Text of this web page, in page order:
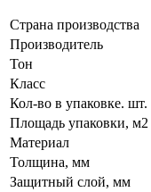
Страна производства
Производитель
Тон
Класс
Кол-во в упаковке. шт.
Площадь упаковки, м2
Материал
Толщина, мм
Защитный слой, мм